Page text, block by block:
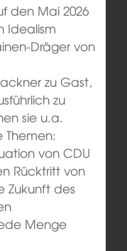
den Mai 2026
Idealism
Dräger von
zu Gast,
zu
sie u.a.
von CDU
Rücktritt von
Zukunft des
Menge